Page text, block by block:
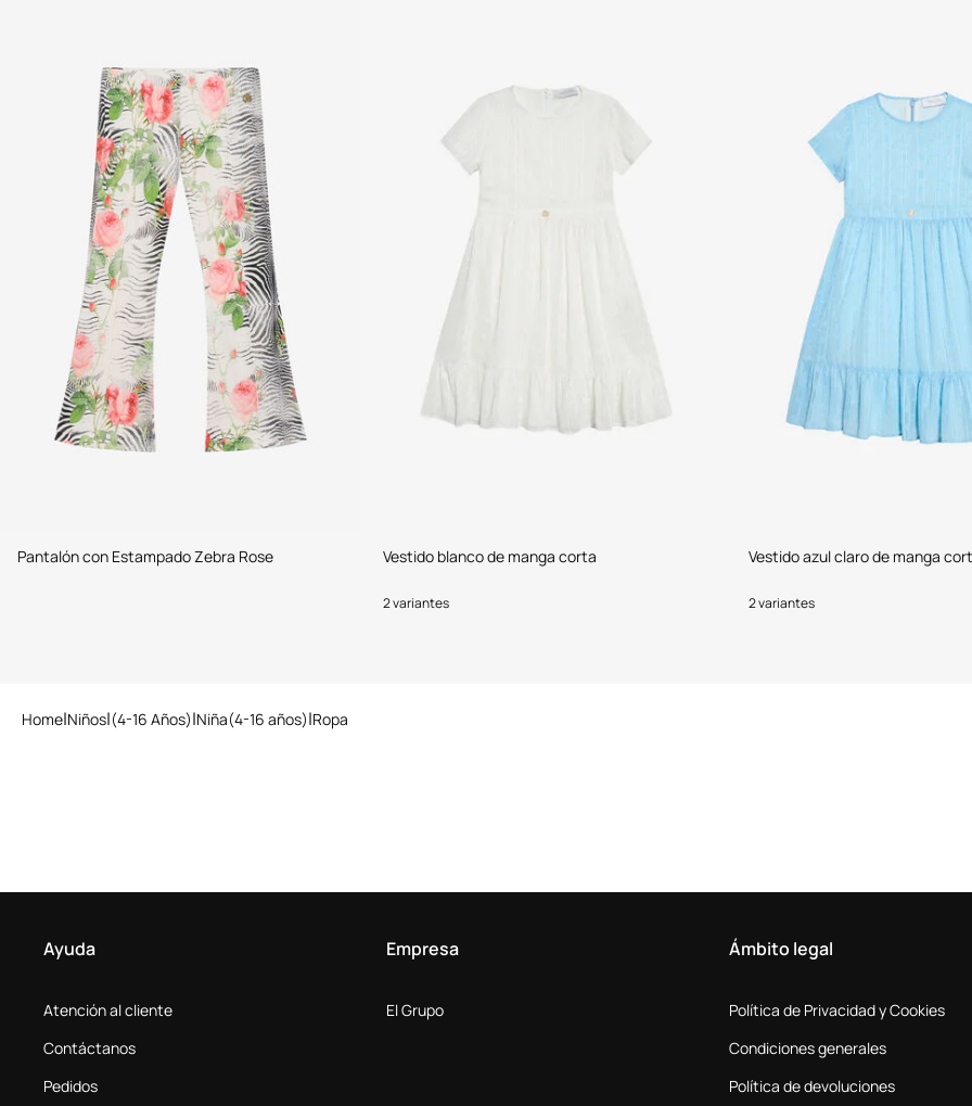
Pantalón con Estampado Zebra Rose Vestido blanco de manga corta
2 variantes
Vestido azul claro de manga
2 variantes
Home Niños (4-16 Años) Niña(4-16 años) Ropa
Ayuda
Atención al cliente
Contáctanos
Pedidos
Empresa
El Grupo
Ámbito legal
Política de Privacidad y Cookies
Condiciones generales
Política de devoluciones